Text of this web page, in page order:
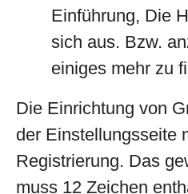
Einführung, Die
sich aus. Bzw.
einiges mehr zu
Die Einrichtung von
der Einstellungsseite
Registrierung. Das
muss 12 Zeichen